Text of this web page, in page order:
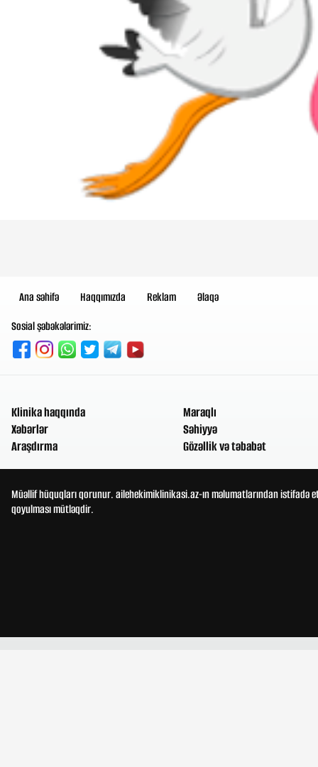
Ana səhifə Haqqımızda Reklam
Əlaqə
Sosial şəbəkələrimiz:
Klinika haqqında
Xəbərlər
Araşdırma
Maraqlı
Səhiyyə
Gözəllik və təbabət
Müəllif hüquqları qorunur. ailehekimiklinikasi.az-ın məlumatlarından
qoyulması mütləqdir.